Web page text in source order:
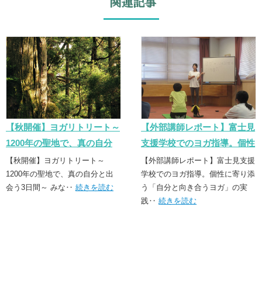
関連記事
【秋開催】ヨガリトリート～
1200年の聖地で、真の自分
と出会う3日間～
【秋開催】ヨガリトリート～
1200年の聖地で、真の自分と出
会う3日間～ みな‥ 続きを読む
【外部講師レポート】富士見
支援学校でのヨガ指導。個性
に寄り添う「誠実なヨガ」の
実践
【外部講師レポート】富士見支援
学校でのヨガ指導。個性に寄り添
う「自分と向き合うヨガ」の実
践‥続きを読む